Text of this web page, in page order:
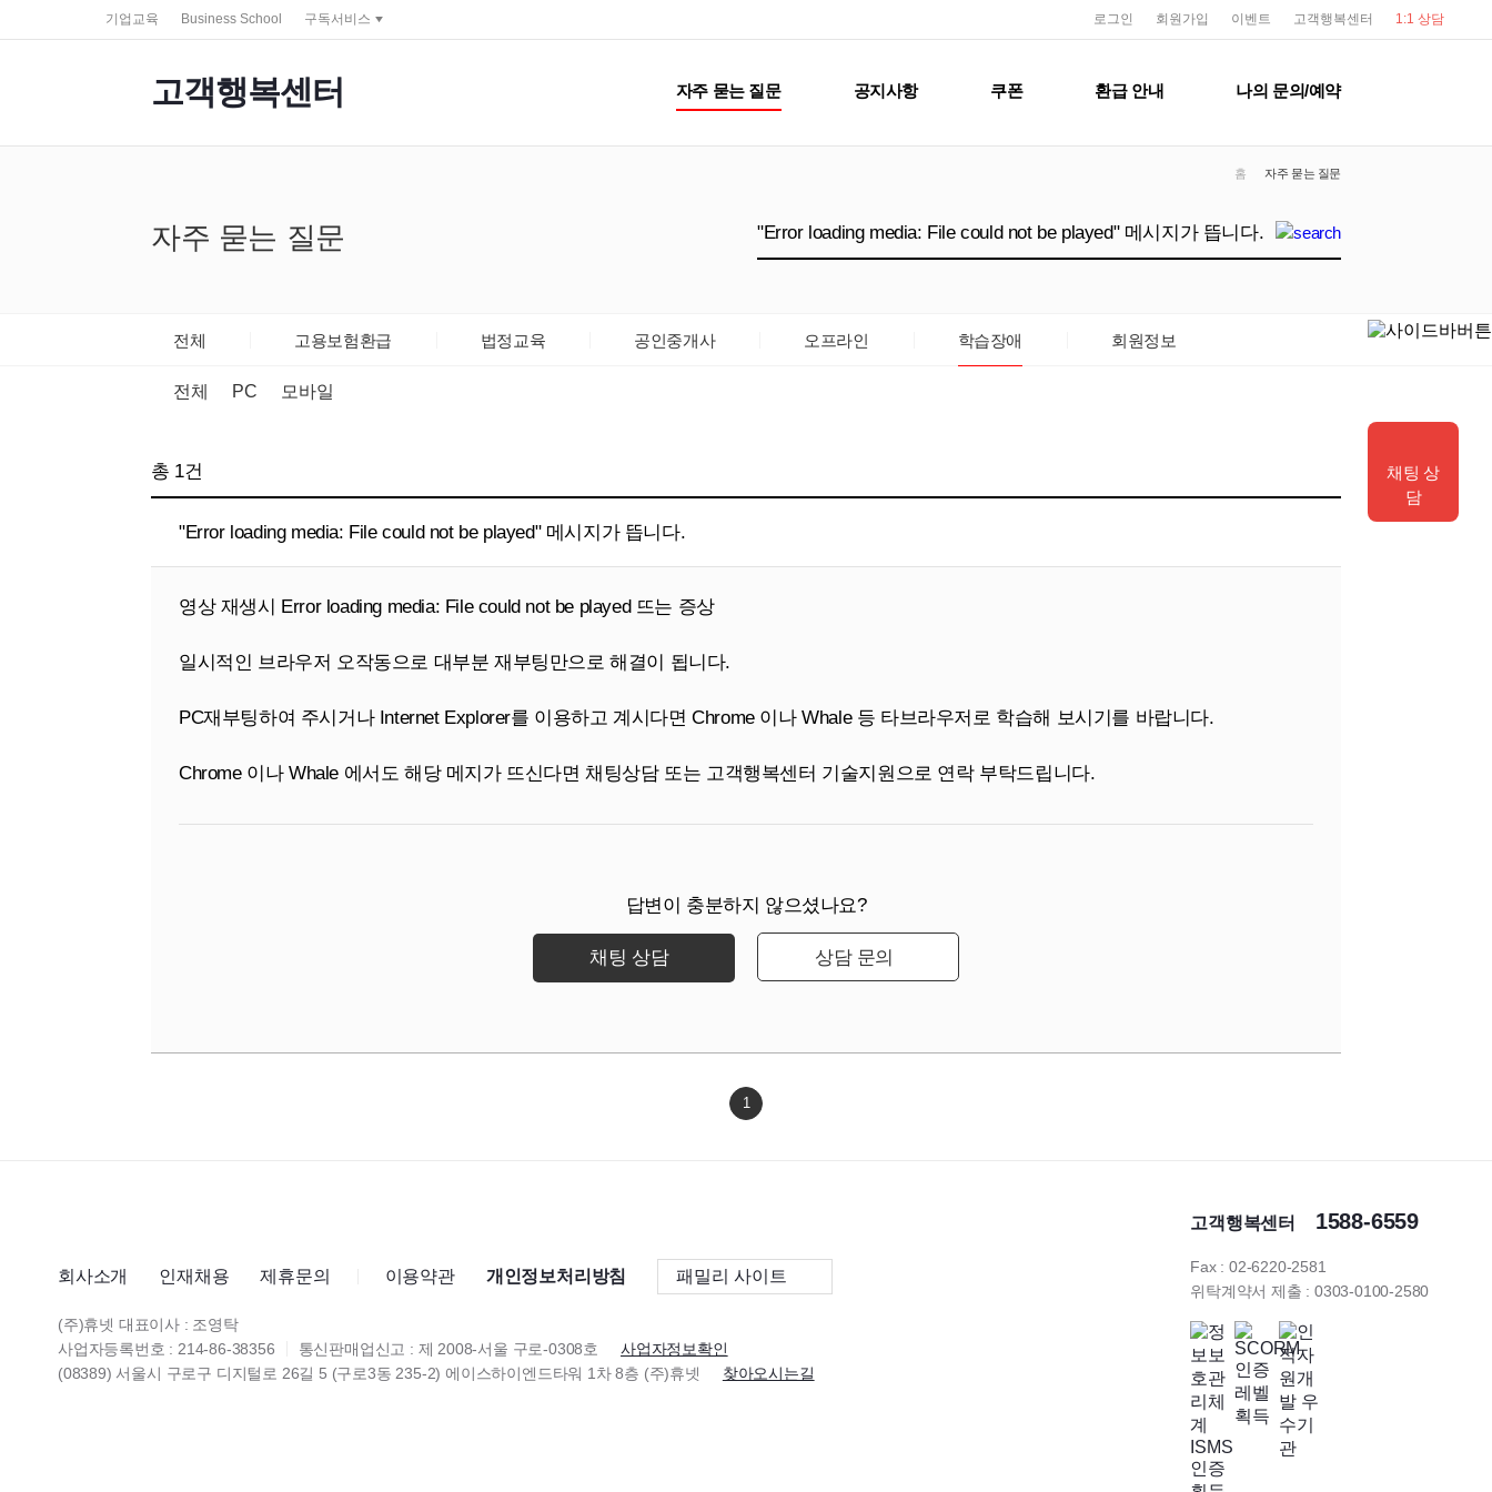
기업교육 Business School 구독서비스 로그인 회원가입 이벤트 고객행복센터 1:1 상담
고객행복센터 자주 묻는 질문 공지사항 쿠폰 환급 안내 나의 문의/예약
홈 자주 묻는 질문
자주 묻는 질문
전체 고용보험환급 법정교육 공인중개사 오프라인 학습장애 회원정보
전체 PC 모바일
총 1건
"Error loading media: File could not be played" 메시지가 뜹니다.
영상 재생시 Error loading media: File could not be played뜨는 증상
일시적인 브라우저 오작동으로 대부분 재부팅만으로 해결이 됩니다.
PC재부팅하여 주시거나 Internet Explorer를 이용하고 계시다면 Chrome 이나 Whale 등 타브라우저로 학습해 보시기를 바랍니다.
Chrome 이나 Whale 에서도 해당 메지가 뜨신다면 채팅상담 또는 고객행복센터 기술지원으로 연락 부탁드립니다.
답변이 충분하지 않으셨나요?
채팅 상담 상담 문의
1
채팅 상
담
회사소개 인재채용 제휴문의 이용약관 개인정보처리방침 패밀리 사이트
(주)휴넷 대표이사 : 조영탁
사업자등록번호 : 214-86-38356
통신판매업신고 : 제 2008-서울 구로-0308호
사업자정보확인
(08389) 서울시 구로구 디지털로 26길 5 (구로3동 235-2) 에이스하이엔드타워 1차 8층 (주)휴넷
찾아오시는길
고객행복센터 1588-6559
Fax : 02-6220-2581
위탁계약서 제출 : 0303-0100-2580